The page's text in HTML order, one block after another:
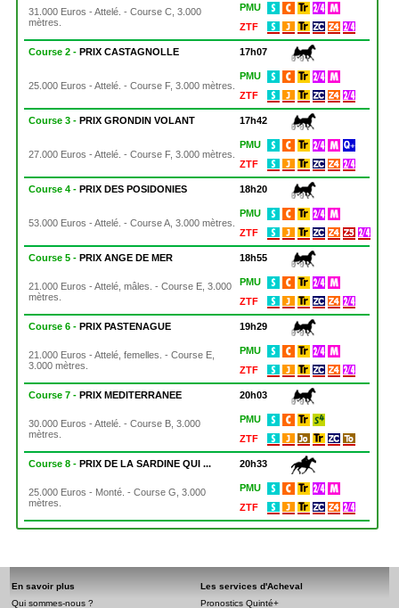
31.000 Euros - Attelé. - Course C, 3.000
mètres.
PMU
ZTF
Course 2 -PRIX CASTAGNOLLE 17h07
25.000 Euros - Attelé. - Course F, 3.000 mètres.
PMU
ZTF
Course 3 -PRIX GRONDIN VOLANT 17h42
27.000 Euros - Attelé. - Course F, 3.000 mètres.
PMU
ZTF
Course 4 -PRIX DES POSIDONIES 18h20
53.000 Euros - Attelé. - Course A, 3.000 mètres.
PMU
ZTF
Course 5 -PRIX ANGE DE MER 18h55
21.000 Euros - Attelé, mâles. - Course E, 3.000
mètres.
PMU
ZTF
Course 6 -PRIX PASTENAGUE 19h29
21.000 Euros - Attelé, femelles. - Course E,
3.000 mètres.
PMU
ZTF
Course 7 -PRIX MEDITERRANEE 20h03
30.000 Euros - Attelé. - Course B, 3.000
mètres.
PMU
ZTF
Course 8 -PRIX DE LA SARDINE QUI ... 20h33
25.000 Euros - Monté. - Course G, 3.000
mètres.
PMU
ZTF
En savoir plus
Qui sommes-nous ?
Les services d'Acheval
Pronostics Quinté+